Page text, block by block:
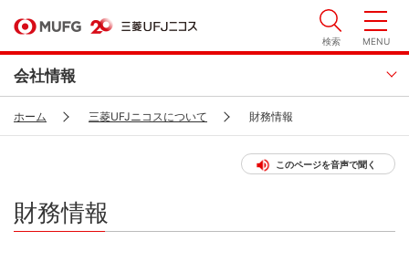
検索 MENU
会社情報
ホーム 三菱UFJニコスについて 財務情報
このページを音声で聞く
財務情報